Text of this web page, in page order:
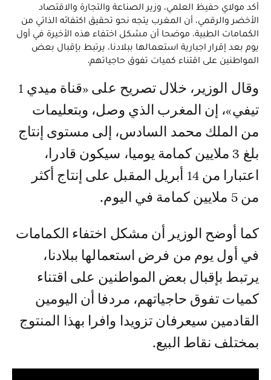
أكد مولاي حفيظ العلمي، وزير الصناعة والتجارة والاقتصاد
الأخضر والرقمي، أن المغرب يتجه نحو تحقيق اكتفائه الذاتي من
الكمامات الطبية، موضحا أن مشكل اختفاء هذه الأخيرة في أول
يوم بعد إقرار اجبارية استعمالها ببلادنا، يرتبط بإقبال بعض
المواطنين على اقتناء كميات تفوق حاجياتهم.
وقال الوزير، خلال تصريح على «قناة ميدي 1
تيفي»، إن المغرب الذي وصل، وبتعليمات
من الملك محمد السادس، إلى مستوى إنتاج
بلغ 3 ملايين كمامة يوميا، سيكون قادرا،
اعتبارا من 14 أبريل المقبل على إنتاج أكثر
من 5 ملايين كمامة في اليوم.
كما أوضح الوزير أن مشكل اختفاء الكمامات
في أول يوم من فرض استعمالها ببلادنا،
يرتبط بإقبال بعض المواطنين على اقتناء
كميات تفوق حاجياتهم، مردفا أن اليومين
القادمين سيعرفان تزويدا وافرا بهذا المنتوج
بمختلف نقاط البيع.